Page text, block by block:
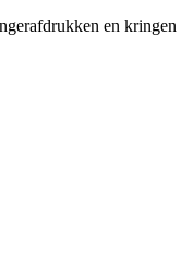
en kringen